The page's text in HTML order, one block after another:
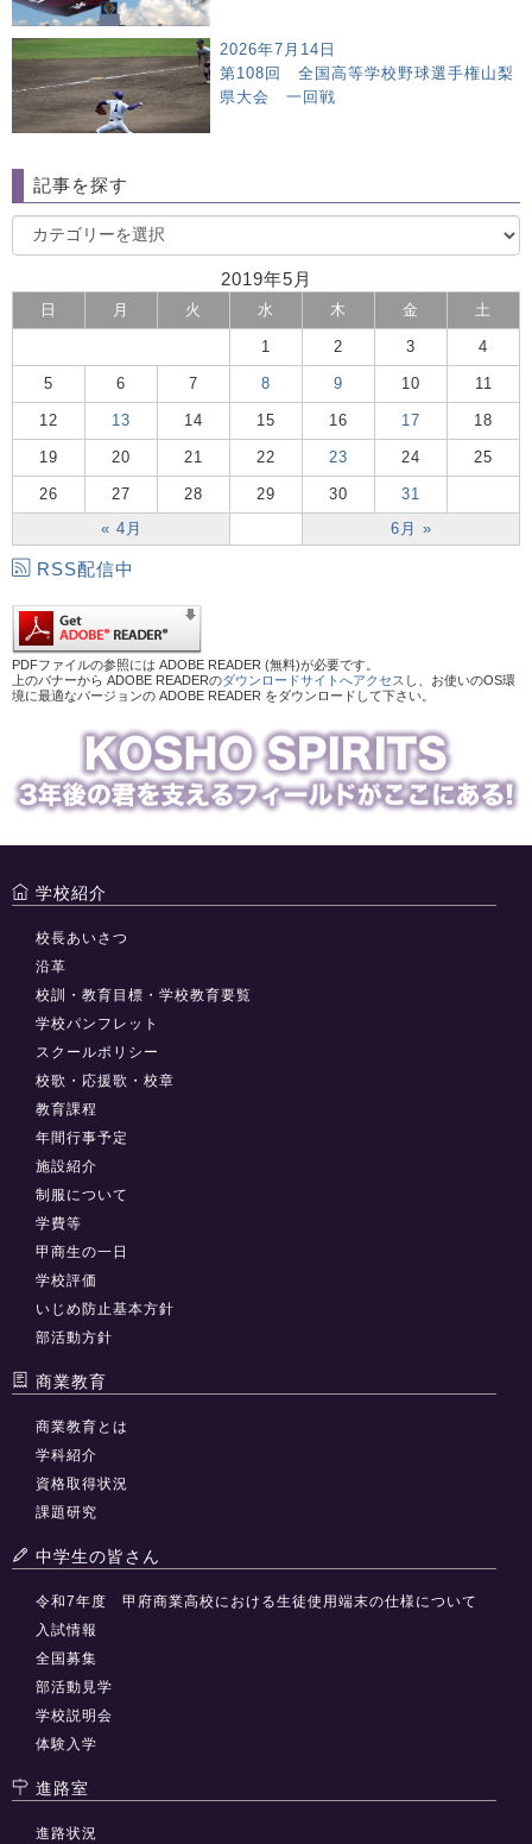
2026年7月14日
第108回 全国高等学校野球選手権山梨
県大会 一回戦
記事を探す
2019年5月
日 月 火 水 木 金 土
« 4月 6月 »
1 2 3 4
5 6 7 8 9 10 11
12 13 14 15 16 17 18
19 20 21 22 23 24 25
26 27 28 29 30 31
RSS配信中
PDFファイルの参照には ADOBE READER (無料)が必要です。
上のバナーから ADOBE READERのダウンロードサイトへアクセス し、お使いのOS環
境に最適なバージョンの ADOBE READER をダウンロードして下さい。
学校紹介
校長あいさつ
沿革
校訓・教育目標・学校教育要覧
学校パンフレット
スクールポリシー
校歌・応援歌・校章
教育課程
年間行事予定
施設紹介
制服について
学費等
甲商生の一日
学校評価
いじめ防止基本方針
部活動方針
商業教育
商業教育とは
学科紹介
資格取得状況
課題研究
中学生の皆さん
令和7年度 甲府商業高校における生徒使用端末の仕様について
入試情報
全国募集
部活動見学
学校説明会
体験入学
進路室
進路状況